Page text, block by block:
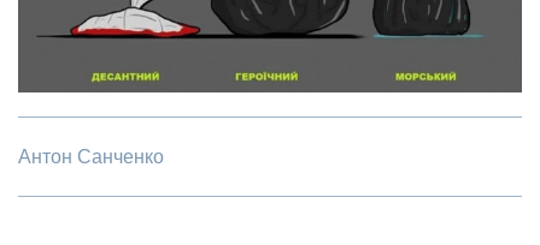
Антон Санченко